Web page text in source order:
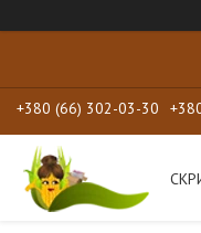
+380 (66) 302-03-30